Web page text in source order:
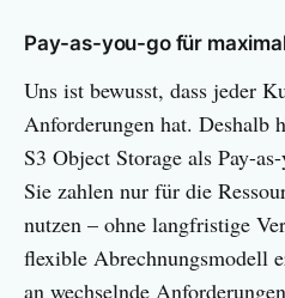
Pay-as-you-go für
Uns ist bewusst, dass jeder
Anforderungen hat. Deshalb
S3 Object Storage als Pay-
Sie zahlen nur für die
nutzen – ohne langfristige
flexible Abrechnungsmodell
an wechselnde